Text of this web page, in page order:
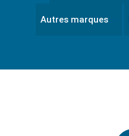
Autres marques